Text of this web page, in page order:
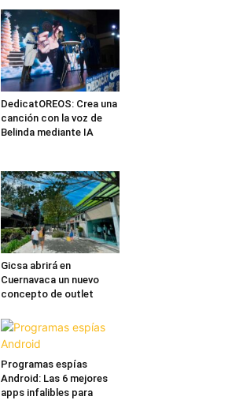
DedicatOREOS: Crea una
canción con la voz de
Belinda mediante IA
Gicsa abrirá en
Cuernavaca un nuevo
concepto de outlet
Programas espías
Android: Las 6 mejores
apps infalibles para